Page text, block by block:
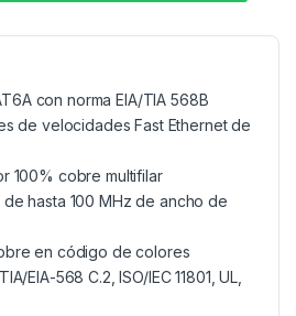
con norma EIA/TIA 568B
de velocidades Fast Ethernet de
100% cobre multifilar
hasta 100 MHz de ancho de
en código de colores
EIA-568 C.2, ISO/IEC 11801, UL,